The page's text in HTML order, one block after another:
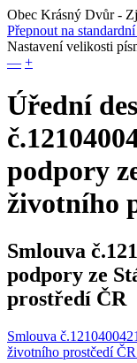
Obec Krásný Dvůr-
Přepnout na
Nastavení velikosti
— +
Úřední
podpory
životního
Smlouva
podpory ze
prostředí ČR
Smlouva
životního prostčedí